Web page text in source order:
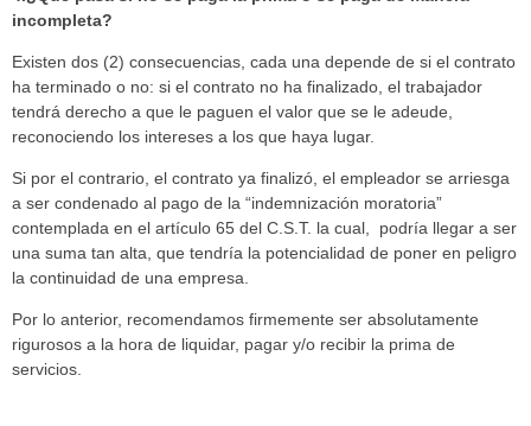
incompleta?
Existen dos (2) consecuencias, cada una depende de si el contrato
ha terminado o no: si el contrato no ha finalizado, el trabajador
tendrá derecho a que le paguen el valor que se le adeude,
reconociendo los intereses a los que haya lugar.
Si por el contrario, el contrato ya finalizó, el empleador se arriesga
a ser condenado al pago de la “indemnización moratoria”
contemplada en el artículo 65 del C.S.T. la cual, podría llegar a ser
una suma tan alta, que tendría la potencialidad de poner en peligro
la continuidad de una empresa.
Por lo anterior, recomendamos firmemente ser absolutamente
rigurosos a la hora de liquidar, pagar y/o recibir la prima de
servicios.